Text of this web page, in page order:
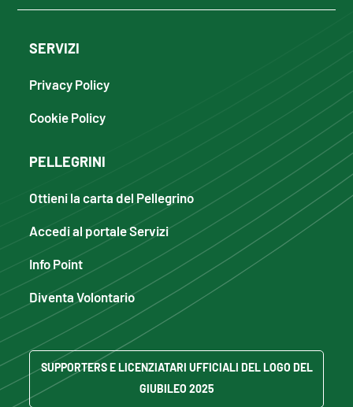
SERVIZI
Privacy Policy
Cookie Policy
PELLEGRINI
Ottieni la carta del Pellegrino
Accedi al portale Servizi
Info Point
Diventa Volontario
SUPPORTERS E LICENZIATARI UFFICIALI DEL LOGO DEL
GIUBILEO 2025